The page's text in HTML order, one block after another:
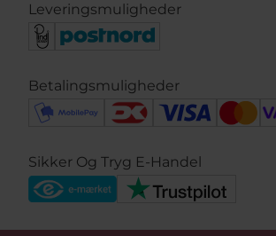
Leveringsmuligheder
Betalingsmuligheder
Sikker Og Tryg E-Handel